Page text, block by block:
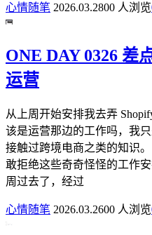
心情随笔 2026.03.2800 人浏览
ONE DAY 0326 差
运营
从上周开始安排我去弄
该是运营那边的工作吗，我
接触过跨境电商之类的知识
敢拒绝这些奇奇怪怪的工作
周过去了，经过
心情随笔 2026.03.2600 人浏览